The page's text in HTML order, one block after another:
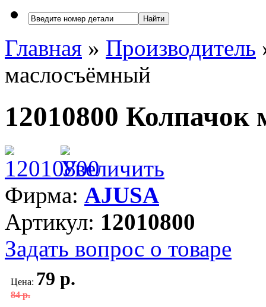
Найти
Главная » Производитель
маслосъёмный
12010800
Фирма: AJUSA
Артикул: 12010800
Задать вопрос о товаре
Цена: 79 р.
84 р.